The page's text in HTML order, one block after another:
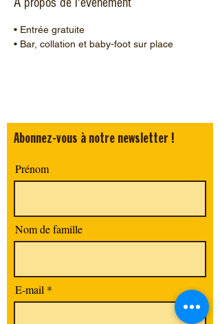
• Entrée gratuite
• Bar, collation et baby-foot sur place
Abonnez-vous à notre newsletter !
Prénom
Nom de famille
E-mail